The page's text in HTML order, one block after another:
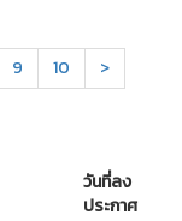
9 10
>
วันที่ลง
ประกาศ